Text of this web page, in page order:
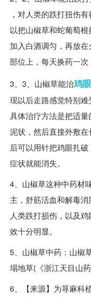
，对人类的跌打扭伤
以把山椒草和蛇葡萄
加入白酒调匀，再放
部位上，每天换药一次
3、3、山椒草能治鸡眼
现以后走路感觉特别难
具体治疗方法是把适
泥状，然后直接外敷
后可以用针把鸡眼扎
症状就能消失。
4、山椒草这种中药材
主，舒筋活血和解毒
人类跌打损伤，以及
效十分明显。
5、山椒草中药：山椒
塌地草(《浙江天目山药
6、【来源】为荨麻科